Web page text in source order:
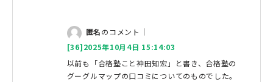
匿名のコメント｜
[36]2025年10月4日 15:14:03
以前も「合格塾こと神田知宏」と書き、合格塾の
グーグルマップの口コミについてのものでした。